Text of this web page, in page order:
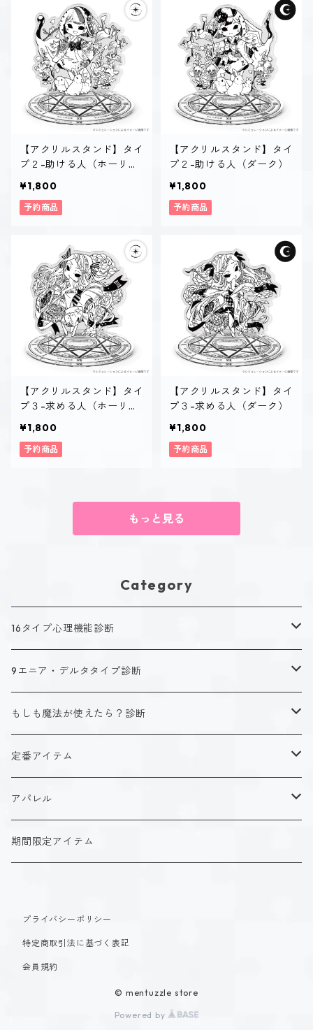
【アクリルスタンド】タイ
プ２-助ける人（ホーリ
¥1,800
予約商品
【アクリルスタンド】タイ
プ２-助ける人（ダーク）
¥1,800
予約商品
【アクリルスタンド】タイ
プ３-求める人（ホーリ
¥1,800
予約商品
【アクリルスタンド】タイ
プ３-求める人（ダーク）
¥1,800
予約商品
もっと見る
Category
16タイプ心理機能診断
キャラクタータイプ
ISTJ（新田 理央）
ISFJ（花園 明日香）
INFP（夜月 夢乃）
定番アイテム
アクリルストラップ
アクリルスタンド
9エニア・デルタタイプ診断
キャラクタータイプ
タイプ１-正す人
タイプ２-助ける人
ホーリーデザイン
ダークデザイン
定番アイテム
アクリルスタンド
マグカップ
もしも魔法が使えたら？診断
魔法スタイル
生命魔法~Vitality~
自然魔法~Elemental~
創造魔法~Genesis~
αシリーズ
βシリーズ
アクリルストラップ
アクリルスタンド
定番アイテム
アクリルストラップ
アクリルスタンド
アパレル
Tシャツ
パーカー
期間限定アイテム
プライバシーポリシー
特定商取引法に基づく表記
会員規約
© mentuzzle store
Powered by